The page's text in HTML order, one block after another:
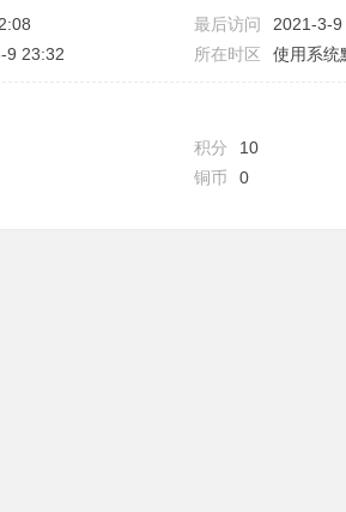
最后访问
2021-3-
9 23:32 所在时区 使用系统
积分
10
铜币 0